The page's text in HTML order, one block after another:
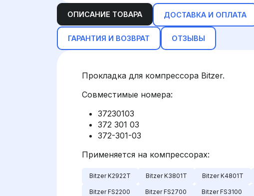
ОПИСАНИЕ ТОВАРА ДОСТАВКА И ОПЛАТА
ГАРАНТИЯ И ВОЗВРАТ ОТЗЫВЫ
Прокладка для компрессора Bitzer.
Совместимые номера:
37230103
372 301 03
372-301-03
Применяется на компрессорах:
Bitzer K2922T Bitzer K3801T Bitzer K4801T
Bitzer FS2200 Bitzer FS2700 Bitzer FS3100